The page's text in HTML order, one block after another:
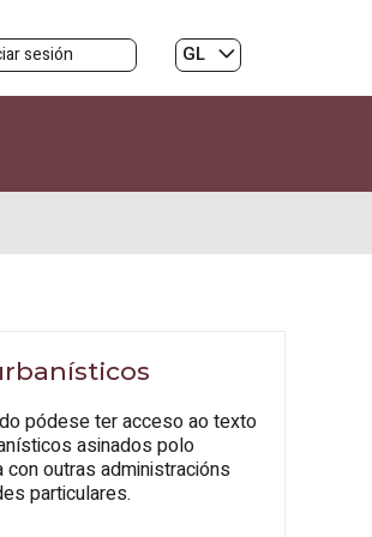
sesión
GL
ES|
pódese ter acceso ao texto
asinados polo
con outras administracións
particulares.